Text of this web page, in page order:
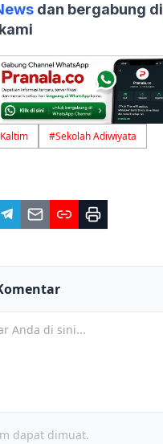
dan bergabung di
kami
Kaltim #Sekolah Adiwiyata
dapat dimuat.